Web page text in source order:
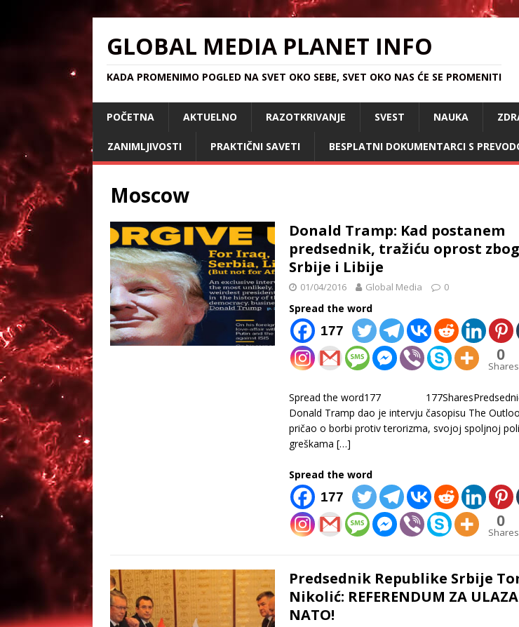
GLOBAL MEDIA PLANET INFO
KADA PROMENIMO POGLED NA SVET OKO SEBE, SVET OKO NAS ĆE SE PROMENITI
POČETNA AKTUELNO RAZOTKRIVANJE SVEST NAUKA
ZANIMLJIVOSTI PRAKTIČNI SAVETI BESPLATNI DOKUMENTARCI S
Moscow
Donald Tramp: Kad postanem
predsednik, tražiću oprost
Srbije i Libije
01/04/2016 Global Media 0
Spread the word
177
0
Shares
Spread the word177
Donald Tramp dao je intervju časopisu The
pričao o borbi protiv terorizma, svojoj spoljnoj
greškama […]
Spread the word
177
0
Shares
Predsednik Republike Srbije
Nikolić: REFERENDUM ZA
NATO!